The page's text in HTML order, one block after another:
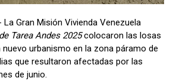
La Gran Misión Vivienda Venezuela
Tarea Andes 2025colocaron las losas
urbanismo en la zona páramo de
que resultaron afectadas por las
de junio.